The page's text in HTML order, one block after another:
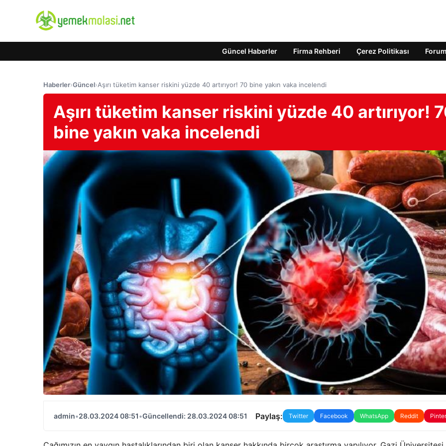
Güncel Haberler Firma Rehberi Çerez Politikası Forum
Haberler›Güncel›Aşırı tüketim kanser riskini yüzde 40 artırıyor! 70 bine yakın vaka incelendi
Aşırı tüketim kanser riskini yüzde 40 artırıyor!
bine yakın vaka incelendi
admin•28.03.2024 08:51•Güncellendi: 28.03.2024 08:51 Paylaş: Twitter Facebook WhatsApp Reddit